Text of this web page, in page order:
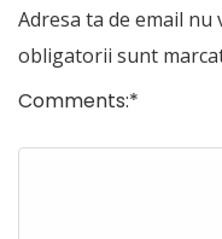
Adresa ta de email nu
obligatorii sunt
Comments:*